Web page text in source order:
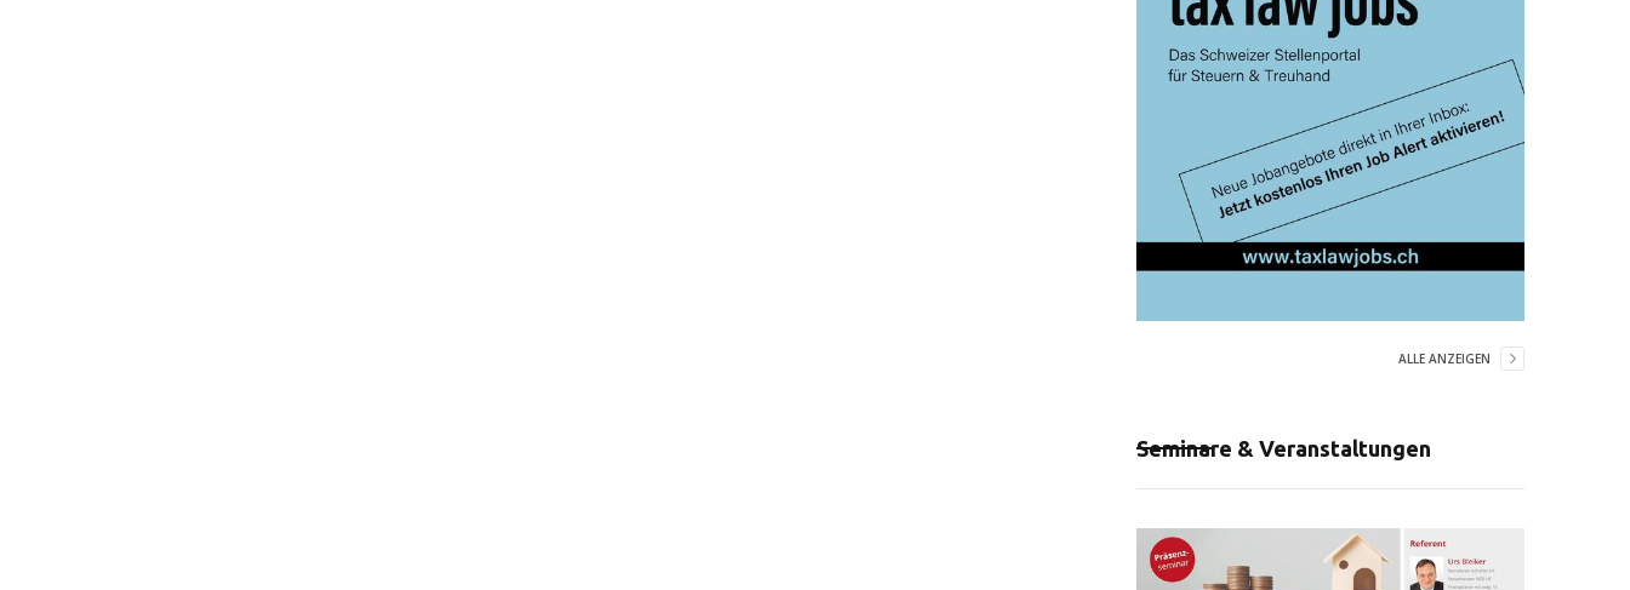
ALLE ANZEIGEN
Seminare & Veranstaltungen